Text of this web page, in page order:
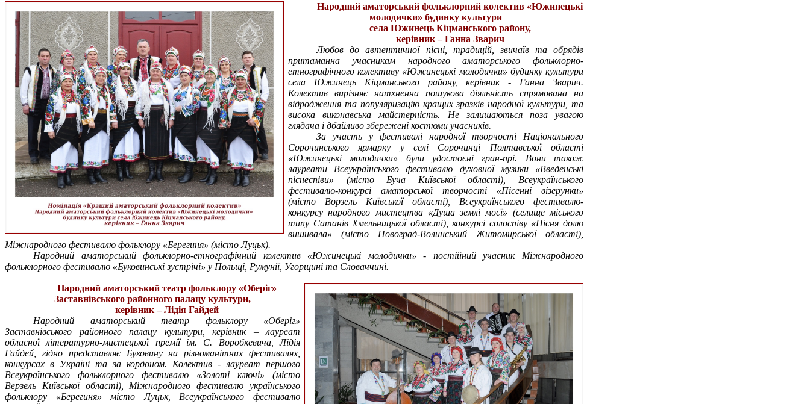
Народний аматорський фольклорний колектив «Южинецькі
молодички» будинку культури
села Южинець Кіцманського району,
керівник – Ганна Зварич
Любов до автентичної пісні, традицій, звичаїв та обрядів
притаманна учасникам народного аматорського фольклорно-
етнографічного колективу «Южинецькі молодички» будинку культури
села Южинець Кіцманського району, керівник - Ганна Зварич.
Колектив вирізняє натхненна пошукова діяльність спрямована на
відродження та популяризацію кращих зразків народної культури, та
висока виконавська майстерність. Не залишаються поза увагою
глядача і дбайливо збережені костюми учасників.
За участь у фестивалі народної творчості Національного
Сорочинського ярмарку у селі Сорочинці Полтавської області
«Южинецькі молодички» були удостоєні гран-прі. Вони також
лауреати Всеукраїнського фестивалю духовної музики «Введенські
піснеспіви» (місто Буча Київської області), Всеукраїнського
фестивалю-конкурсі аматорської творчості «Пісенні візерунки»
(місто Ворзель Київської області), Всеукраїнського фестивалю-
конкурсу народного мистецтва «Душа землі моєї» (селище міського
типу Сатанів Хмельницької області), конкурсі солоспіву «Пісня долю
вишивала» (місто Новоград-Волинський Житомирської області),
Міжнародного фестивалю фольклору «Берегиня» (місто Луцьк).
Народний аматорський фольклорно-етнографічний колектив «Южинецькі молодички» - постійний учасник Міжнародного
фольклорного фестивалю «Буковинські зустрічі» у Польщі, Румунії, Угорщині та Словаччині.
Народний аматорський театр фольклору «Оберіг»
Заставнівського районного палацу культури,
керівник – Лідія Гайдей
Народний аматорський театр фольклору «Оберіг»
Заставнівського районного палацу культури, керівник – лауреат
обласної літературно-мистецької премії ім. С. Воробкевича, Лідія
Гайдей, гідно представляє Буковину на різноманітних фестивалях,
конкурсах в Україні та за кордоном. Колектив - лауреат першого
Всеукраїнського фольклорного фестивалю «Золоті ключі» (місто
Верзель Київської області), Міжнародного фестивалю українського
фольклору «Берегиня» місто Луцьк, Всеукраїнського фестивалю